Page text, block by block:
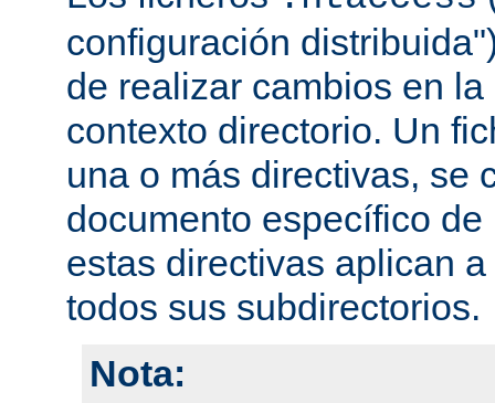
configuración
de realizar cambios en
contexto directorio. Un
una o más directivas, se
documento específico
estas directivas aplican
todos sus subdirectorios.
Nota: